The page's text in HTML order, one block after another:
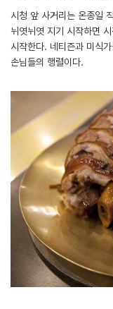
시청 앞 사거리는 온종일
뉘엿뉘엿 지기 시작하면
시작한다. 네티즌과 미식
손님들의 행렬이다.